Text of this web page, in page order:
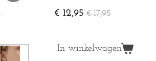
€ 12,95 € 17,95
In winkelwagen